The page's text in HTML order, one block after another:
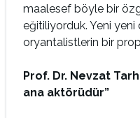
maalesef böyle bir
eğitiliyorduk. Yeni yeni
oryantalistlerin bir
Prof. Dr. Nevzat
ana aktörüdür”